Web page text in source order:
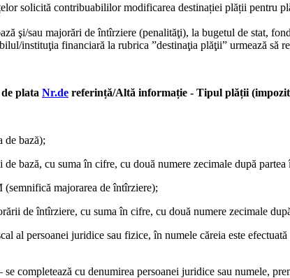
solicită contribuabililor modificarea destinației plății pentru
şi/sau majorări de întîrziere (penalităţi), la bugetul de stat,
instituţia financiară la rubrica ”destinaţia plăţii” urmează să
plata Nr.de referință/Altă informație - Tipul plății
de bază);
bază, cu suma în cifre, cu două numere zecimale după
majorarea de întîrziere);
de întîrziere, cu suma în cifre, cu două numere zecimale
al persoanei juridice sau fizice, în numele căreia este
completează cu denumirea persoanei juridice sau numele,